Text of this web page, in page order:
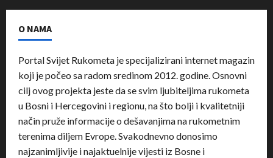
O NAMA
Portal Svijet Rukometa je specijalizirani internet magazin
koji je počeo sa radom sredinom 2012. godine. Osnovni
cilj ovog projekta jeste da se svim ljubiteljima rukometa
u Bosni i Hercegovini i regionu, na što bolji i kvalitetniji
način pruže informacije o dešavanjima na rukometnim
terenima diljem Evrope. Svakodnevno donosimo
najzanimljivije i najaktuelnije vijesti iz Bosne i